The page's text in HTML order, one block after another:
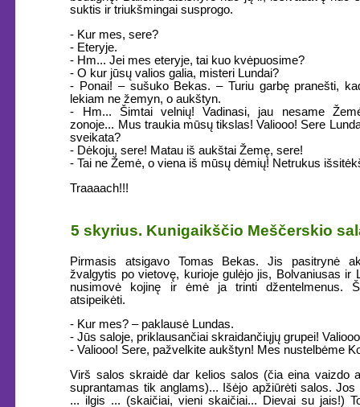
suktis ir triukšmingai susprogo.
- Kur mes, sere?
- Eteryje.
- Hm... Jei mes eteryje, tai kuo kvėpuosime?
- O kur jūsų valios galia, misteri Lundai?
- Ponai! – sušuko Bekas. – Turiu garbę pranešti,
lekiam ne žemyn, o aukštyn.
- Hm... Šimtai velnių! Vadinasi, jau nesame
zonoje... Mus traukia mūsų tikslas! Valiooo! Sere
sveikata?
- Dėkoju, sere! Matau iš aukštai Žemę, sere!
- Tai ne Žemė, o viena iš mūsų dėmių! Netrukus
Traaaach!!!
5 skyrius. Kunigaikščio Meščerskio
Pirmasis atsigavo Tomas Bekas. Jis pasitrynė
žvalgytis po vietovę, kurioje gulėjo jis, Bolvaniusas ir
nusimovė kojinę ir ėmė ja trinti džentelmenus.
atsipeikėti.
- Kur mes? – paklausė Lundas.
- Jūs saloje, priklausančiai skraidančiųjų grupei!
- Valiooo! Sere, pažvelkite aukštyn! Mes nustelbėme
Virš salos skraidė dar kelios salos (čia eina vaizdo
suprantamas tik anglams)... Išėjo apžiūrėti salos. Jos
... ilgis ... (skaičiai, vieni skaičiai... Dievai su jais!)